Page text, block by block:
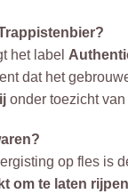
het label
dat het
onder toezicht
op fles is
om te laten rijpen